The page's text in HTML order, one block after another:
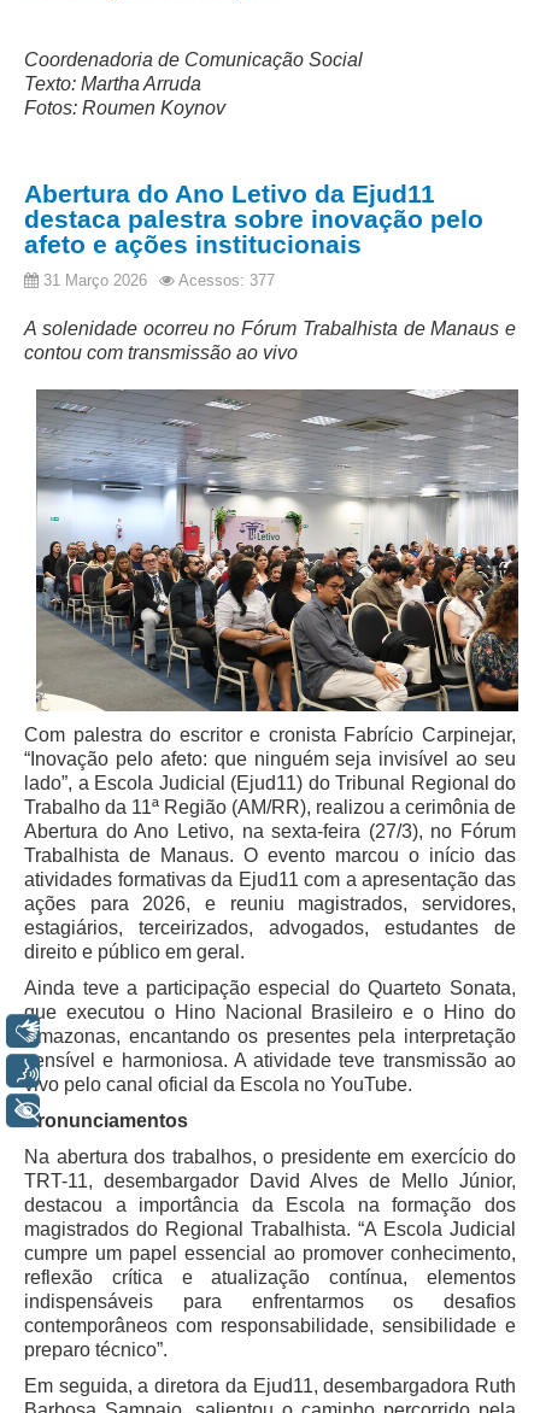
Licitações, contratos e Instrumentos
Gestão de Pessoas
Sustentabilidade
Acessibilidade
LGPD
Legislação
Acórdãos
Atos Administrativos
Biblioteca Digital
Código de Ética dos Servidores
Diário Eletrônico JT
Diário Oficial
Eliminação de Autos
Ementário
Manual de Redação
Produtividade dos magistrados
Regimento Interno
Regulamento Geral
Resolução do Plantão Judiciário
Revistas
Manuais do CNJ
Estrutura Organizacional
Protocolos de Julgamento
Ouvidoria
Faça sua Manifestação
Acompanhe sua manifestação
Ouvidoria Da Mulher
Serviço de Informação ao Cidadão - SIC
Relatórios Estatísticos
Consulte o seu Processo Trabalhista
Lei Geral de Proteção de Dados - LGPD
Coordenadoria de Comunicação Social
Texto: Martha Arruda
Fotos: Roumen Koynov
Abertura do Ano Letivo da Ejud11
destaca palestra sobre inovação pelo
afeto e ações institucionais
31 Março 2026 Acessos: 377
A solenidade ocorreu no Fórum Trabalhista de Manaus e
contou com transmissão ao vivo
Com palestra do escritor e cronista Fabrício Carpinejar,
“Inovação pelo afeto: que ninguém seja invisível ao seu
lado”, a Escola Judicial (Ejud11) do Tribunal Regional do
Trabalho da 11ª Região (AM/RR), realizou a cerimônia de
Abertura do Ano Letivo, na sexta-feira (27/3), no Fórum
Trabalhista de Manaus. O evento marcou o início das
atividades formativas da Ejud11 com a apresentação das
ações para 2026, e reuniu magistrados, servidores,
estagiários, terceirizados, advogados, estudantes de
direito e público em geral.
Ainda teve a participação especial do Quarteto Sonata,
que executou o Hino Nacional Brasileiro e o Hino do
Amazonas, encantando os presentes pela interpretação
sensível e harmoniosa. A atividade teve transmissão ao
vivo pelo canal oficial da Escola no YouTube.
Pronunciamentos
Na abertura dos trabalhos, o presidente em exercício do
TRT-11, desembargador David Alves de Mello Júnior,
destacou a importância da Escola na formação dos
magistrados do Regional Trabalhista. “A Escola Judicial
cumpre um papel essencial ao promover conhecimento,
reflexão crítica e atualização contínua, elementos
indispensáveis para enfrentarmos os desafios
contemporâneos com responsabilidade, sensibilidade e
preparo técnico”.
Em seguida, a diretora da Ejud11, desembargadora Ruth
Libras
Voz
+ Acessibilidade